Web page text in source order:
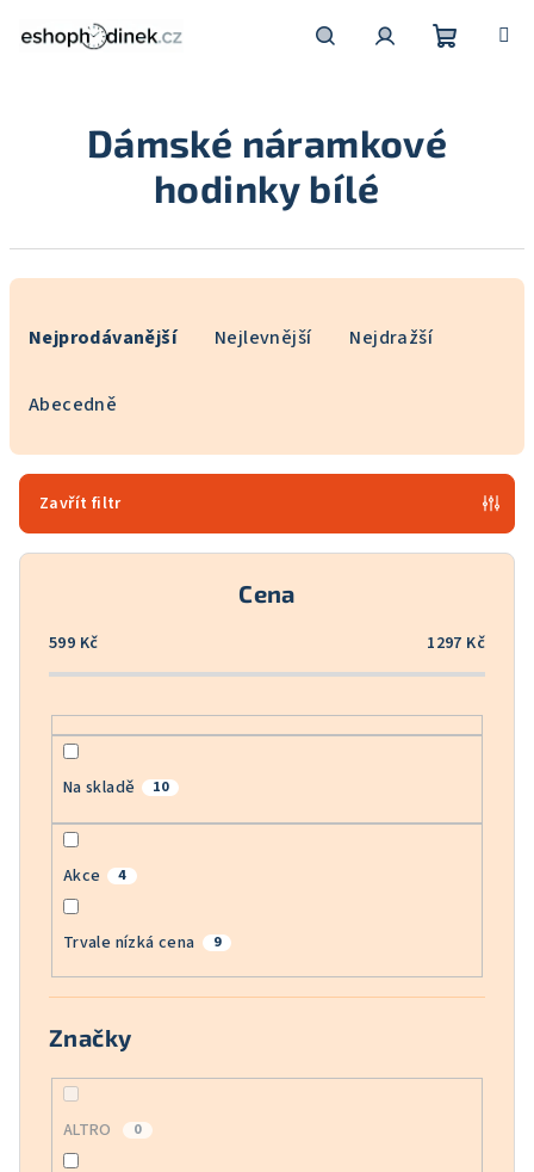
košík
Dámské náramkové
hodinky bílé
r
o
Nejprodávanější Nejlevnější Nejdražší
Abecedně
Zavřít filtr
Cena
599 Kč 1297 Kč
Na skladě 10
Akce 4
Trvale nízká cena 9
Značky
ALTRO 0